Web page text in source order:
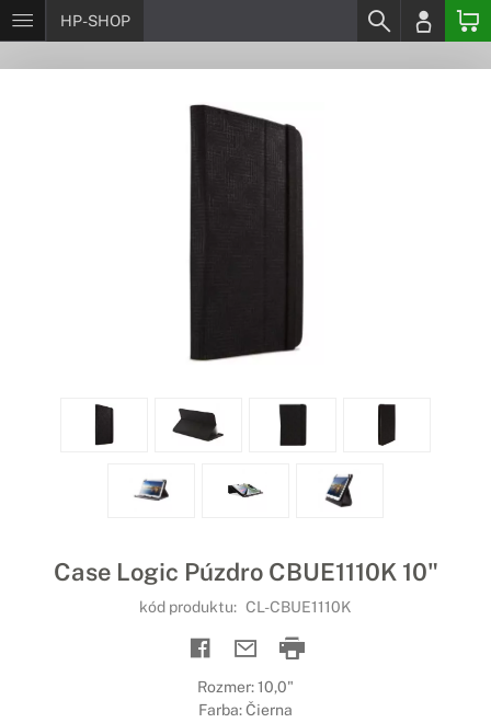
HP-SHOP
Case Logic Púzdro CBUE1110K 10"
kód produktu: CL-CBUE1110K
Rozmer: 10,0"
Farba: Čierna